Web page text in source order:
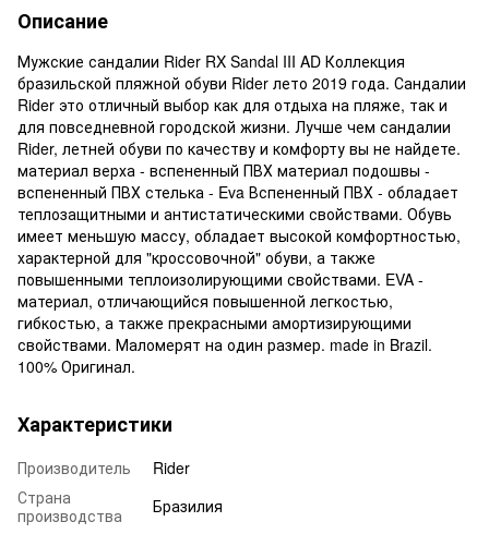
Описание
Мужские сандалии Rider RX Sandal III AD Коллекция
бразильской пляжной обуви Rider лето 2019 года. Сандалии
Rider это отличный выбор как для отдыха на пляже, так и
для повседневной городской жизни. Лучше чем сандалии
Rider, летней обуви по качеству и комфорту вы не найдете.
материал верха - вспененный ПВХ материал подошвы -
вспененный ПВХ стелька - Eva Вспененный ПВХ - обладает
теплозащитными и антистатическими свойствами. Обувь
имеет меньшую массу, обладает высокой комфортностью,
характерной для "кроссовочной" обуви, а также
повышенными теплоизолирующими свойствами. EVA -
материал, отличающийся повышенной легкостью,
гибкостью, а также прекрасными амортизирующими
свойствами. Маломерят на один размер. made in Brazil.
100% Оригинал.
Характеристики
Производитель
Rider
Страна
производства
Бразилия